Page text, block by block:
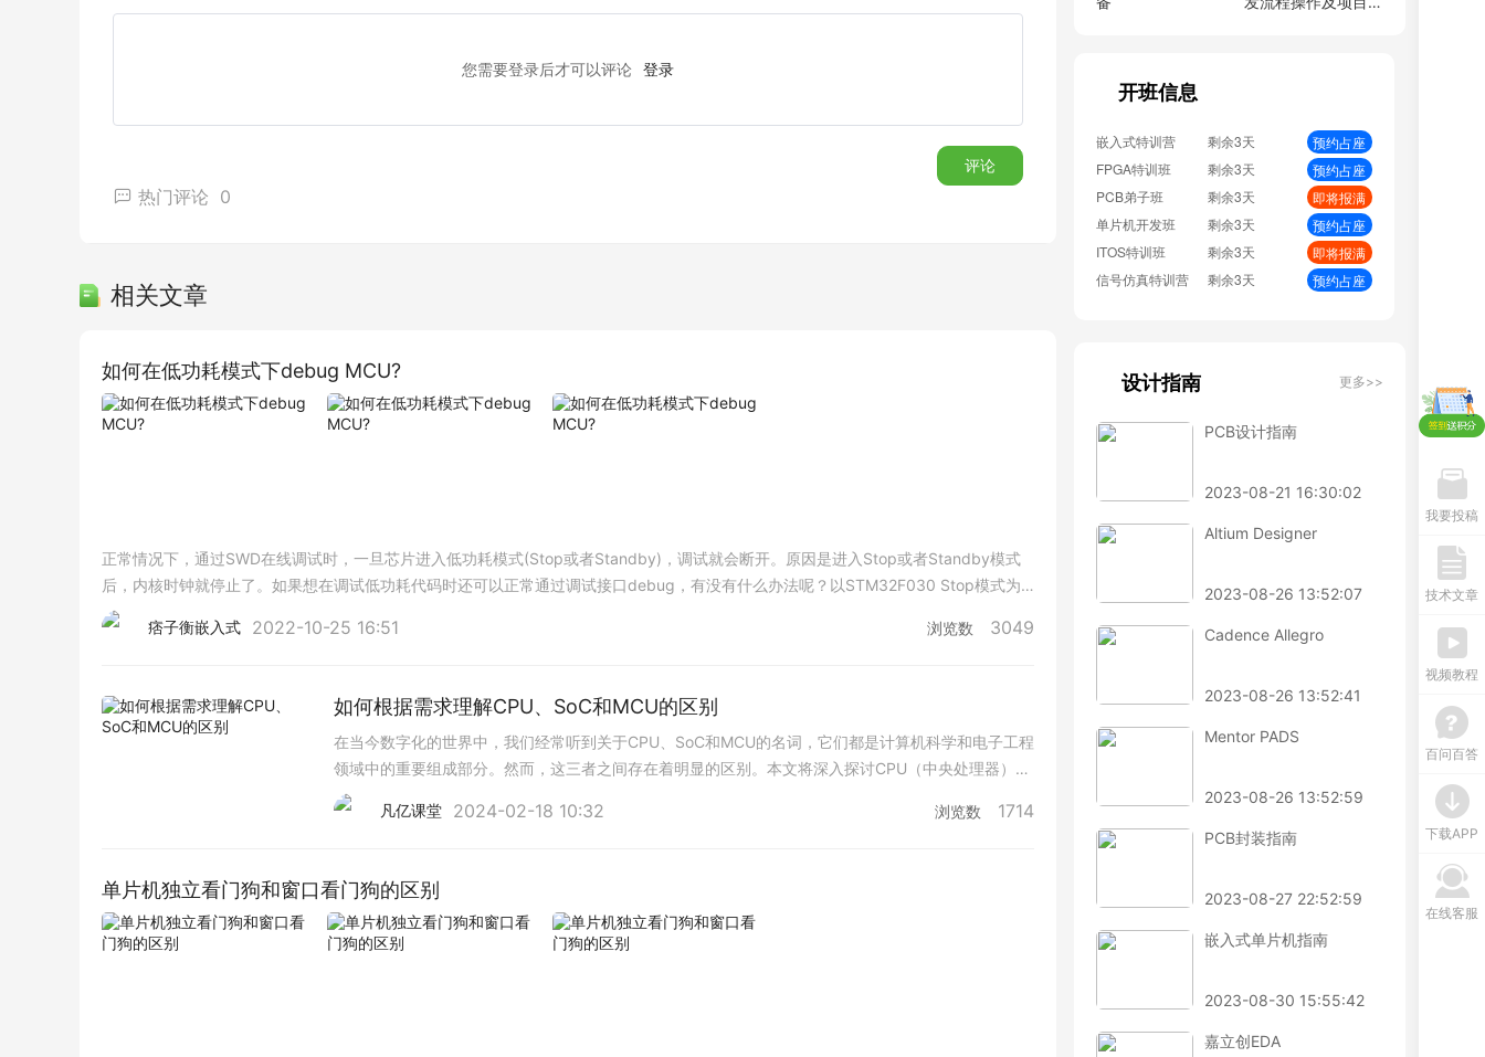
您需要登录后才可以评论 登录
评论
热门评论 0
相关文章
如何在低功耗模式下debug MCU?
正常情况下，通过SWD在线调试时，一旦芯片进入低功耗模式(Stop或者Standby)，调试就会断开。原因是进入Stop或者Standby模式
后，内核时钟就停止了。如果想在调试低功耗代码时还可以正常通过调试接口debug，有没有什么办法呢？以STM32F030 Stop模式为
例，方法是将DBGMCU
痞子衡嵌入式
2022-10-25 16:51 浏览数 3049
如何根据需求理解CPU、SoC和MCU的区别
在当今数字化的世界中，我们经常听到关于CPU、SoC和MCU的名词，它们都是计算机科学和电子工程
领域中的重要组成部分。然而，这三者之间存在着明显的区别。本文将深入探讨CPU（中央处理器）、
SoC（系统芯片）和MCU（微控制器）的定义、功能和
凡亿课堂
2024-02-18 10:32 浏览数 1714
单片机独立看门狗和窗口看门狗的区别
开班信息
EMC加强班
嵌入式特训营
剩余3天
预约占座
FPGA特训班
剩余3天
预约占座
PCB弟子班
剩余3天
即将报满
单片机开发班
剩余3天
预约占座
ITOS特训班
剩余3天
即将报满
信号仿真特训营
剩余3天
预约占座
硬件开发班
即将报满
射频基础班
剩余3天
BMS特训营
剩余3天 即将报满
设计指南 更多>>
PCB设计指南
2023-08-21 16:30:02
Altium Designer
2023-08-26 13:52:07
Cadence Allegro
2023-08-26 13:52:41
Mentor PADS
2023-08-26 13:52:59
PCB封装指南
2023-08-27 22:52:59
嵌入式单片机指南
2023-08-30 15:55:42
嘉立创EDA
我要投稿
技术文章
视频教程
百问百答
下载APP
在线客服